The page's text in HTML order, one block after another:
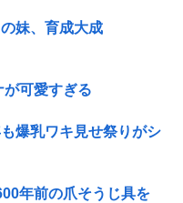
妹、育成大成
が可愛すぎる
爆乳ワキ見せ祭りがシ
年前の爪そうじ具を